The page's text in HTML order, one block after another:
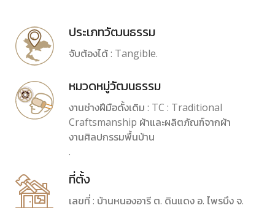
ประเภทวัฒนธรรม
จับต้องได้ : Tangible.
หมวดหมู่วัฒนธรรม
งานช่างฝีมือดั้งเดิม : TC : Traditional
Craftsmanship ผ้าและผลิตภัณฑ์จากผ้า
งานศิลปกรรมพื้นบ้าน
.
ที่ตั้ง
เลขที่ : บ้านหนองอารี ต. ดินแดง อ. ไพรบึง จ.